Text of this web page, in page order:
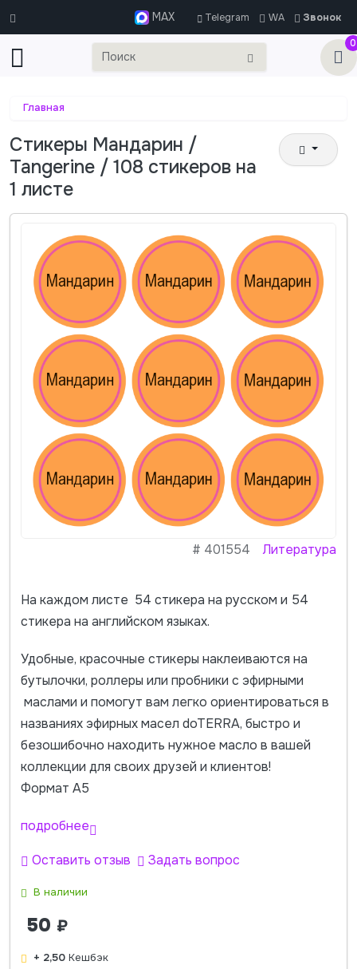
MAX Telegram WA
Звонок
0
Главная
Стикеры Мандарин /
Tangerine / 108 стикеров на
1 листе
# 401554 Литература
На каждом листе 54 стикера на русском и 54
стикера на английском языках.
Удобные, красочные стикеры наклеиваются на
бутылочки, роллеры или пробники с эфирными
маслами и помогут вам легко ориентироваться в
названиях эфирных масел doTERRA, быстро и
безошибочно находить нужное масло в вашей
коллекции для своих друзей и клиентов!
Формат А5
подробнее
Оставить отзыв Задать вопрос
В наличии
50 ₽
+ 2,50 Кешбэк